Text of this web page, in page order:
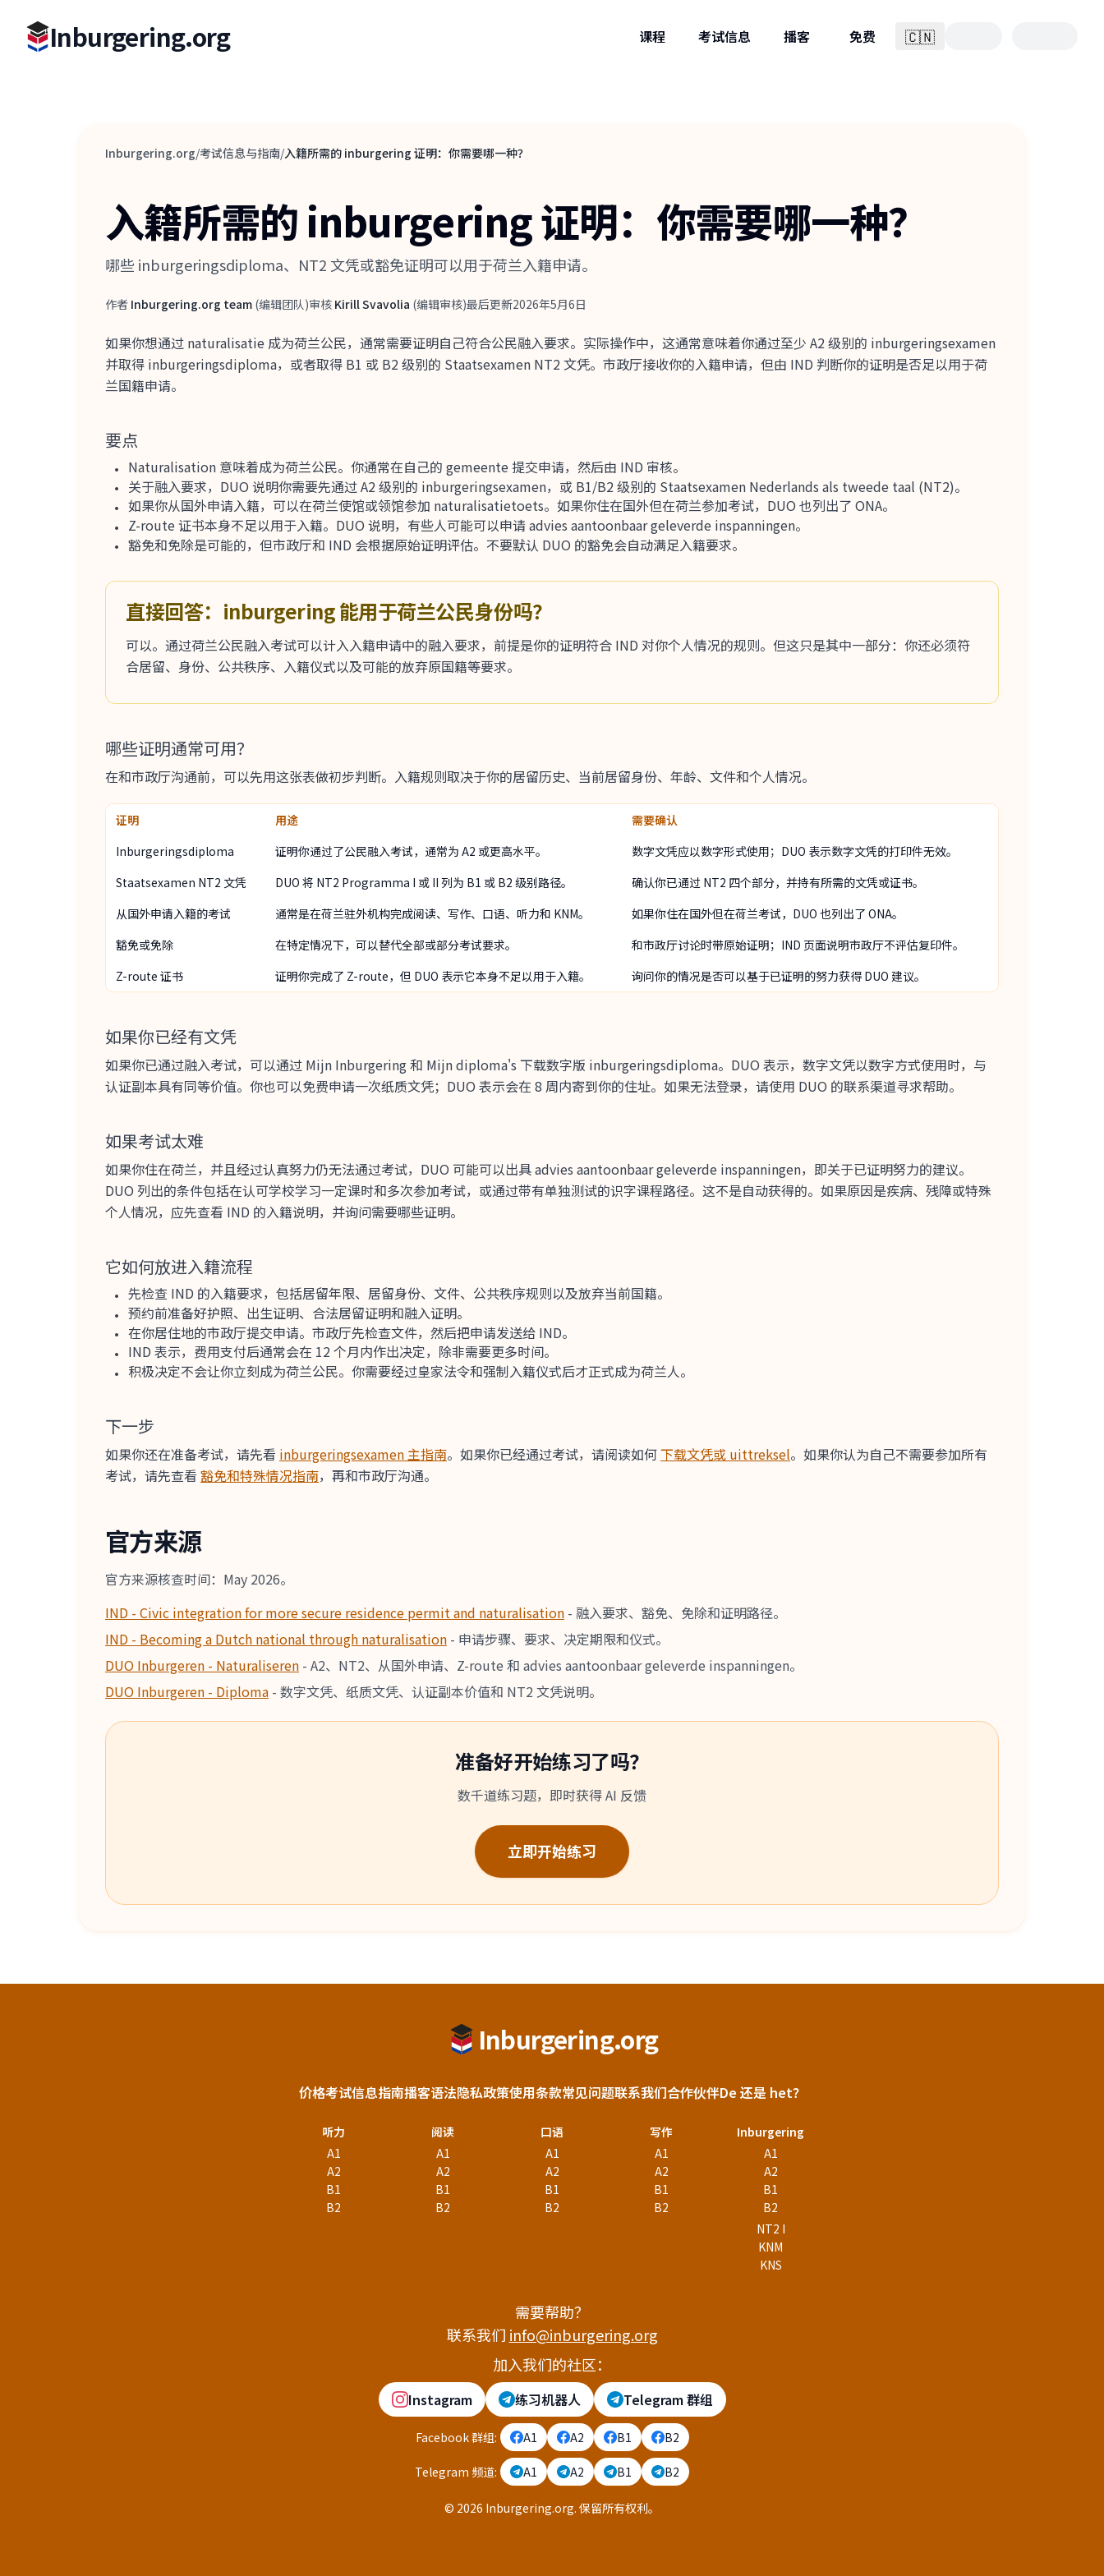
Inburgering.org 课程 考试信息 播客 免费 🇨🇳简体中文
Inburgering.org/考试信息与指南/入籍所需的 inburgering 证明：你需要哪一种？
入籍所需的 inburgering 证明：你需要哪一种？
哪些 inburgeringsdiploma、NT2 文凭或豁免证明可以用于荷兰入籍申请。
作者
作者 Inburgering.org team (编辑团队)审核人
审核 Kirill Svavolia (编辑审核)最后更新2026年5月6日
如果你想通过 naturalisatie 成为荷兰公民，通常需要证明自己符合公民融入要求。实际操作中，这通常意味着你通过至少 A2 级别的 inburgeringsexamen
并取得 inburgeringsdiploma，或者取得 B1 或 B2 级别的 Staatsexamen NT2 文凭。市政厅接收你的入籍申请，但由 IND 判断你的证明是否足以用于荷
兰国籍申请。
要点
Naturalisation 意味着成为荷兰公民。你通常在自己的 gemeente 提交申请，然后由 IND 审核。
关于融入要求，DUO 说明你需要先通过 A2 级别的 inburgeringsexamen，或 B1/B2 级别的 Staatsexamen Nederlands als tweede taal (NT2)。
如果你从国外申请入籍，可以在荷兰使馆或领馆参加 naturalisatietoets。如果你住在国外但在荷兰参加考试，DUO 也列出了 ONA。
Z-route 证书本身不足以用于入籍。DUO 说明，有些人可能可以申请 advies aantoonbaar geleverde inspanningen。
豁免和免除是可能的，但市政厅和 IND 会根据原始证明评估。不要默认 DUO 的豁免会自动满足入籍要求。
直接回答：inburgering 能用于荷兰公民身份吗？
可以。通过荷兰公民融入考试可以计入入籍申请中的融入要求，前提是你的证明符合 IND 对你个人情况的规则。但这只是其中一部分：你还必须符
合居留、身份、公共秩序、入籍仪式以及可能的放弃原国籍等要求。
哪些证明通常可用？
在和市政厅沟通前，可以先用这张表做初步判断。入籍规则取决于你的居留历史、当前居留身份、年龄、文件和个人情况。
证明 用途
需要确认
Inburgeringsdiploma
证明你通过了公民融入考试，通常为 A2 或更高水平。
数字文凭应以数字形式使用；DUO 表示数字文凭的打印件无效。
Staatsexamen NT2 文凭
DUO 将 NT2 Programma I 或 II 列为 B1 或 B2 级别路径。
确认你已通过 NT2 四个部分，并持有所需的文凭或证书。
从国外申请入籍的考试
通常是在荷兰驻外机构完成阅读、写作、口语、听力和 KNM。
如果你住在国外但在荷兰考试，DUO 也列出了 ONA。
豁免或免除
在特定情况下，可以替代全部或部分考试要求。
和市政厅讨论时带原始证明；IND 页面说明市政厅不评估复印件。
Z-route 证书
证明你完成了 Z-route，但 DUO 表示它本身不足以用于入籍。 询问你的情况是否可以基于已证明的努力获得 DUO 建议。
如果你已经有文凭
如果你已通过融入考试，可以通过 Mijn Inburgering 和 Mijn diploma's 下载数字版 inburgeringsdiploma。DUO 表示，数字文凭以数字方式使用时，与
认证副本具有同等价值。你也可以免费申请一次纸质文凭；DUO 表示会在 8 周内寄到你的住址。如果无法登录，请使用 DUO 的联系渠道寻求帮助。
如果考试太难
如果你住在荷兰，并且经过认真努力仍无法通过考试，DUO 可能可以出具 advies aantoonbaar geleverde inspanningen，即关于已证明努力的建议。
DUO 列出的条件包括在认可学校学习一定课时和多次参加考试，或通过带有单独测试的识字课程路径。这不是自动获得的。如果原因是疾病、残障或特殊
个人情况，应先查看 IND 的入籍说明，并询问需要哪些证明。
它如何放进入籍流程
先检查 IND 的入籍要求，包括居留年限、居留身份、文件、公共秩序规则以及放弃当前国籍。
预约前准备好护照、出生证明、合法居留证明和融入证明。
在你居住地的市政厅提交申请。市政厅先检查文件，然后把申请发送给 IND。
IND 表示，费用支付后通常会在 12 个月内作出决定，除非需要更多时间。
积极决定不会让你立刻成为荷兰公民。你需要经过皇家法令和强制入籍仪式后才正式成为荷兰人。
下一步
如果你还在准备考试，请先看 inburgeringsexamen 主指南。如果你已经通过考试，请阅读如何下载文凭或 uittreksel。如果你认为自己不需要参加所有
考试，请先查看 豁免和特殊情况指南，再和市政厅沟通。
官方来源
官方来源核查时间：May 2026。
IND - Civic integration for more secure residence permit and naturalisation - 融入要求、豁免、免除和证明路径。
IND - Becoming a Dutch national through naturalisation - 申请步骤、要求、决定期限和仪式。
DUO Inburgeren - Naturaliseren - A2、NT2、从国外申请、Z-route 和 advies aantoonbaar geleverde inspanningen。
DUO Inburgeren - Diploma - 数字文凭、纸质文凭、认证副本价值和 NT2 文凭说明。
准备好开始练习了吗？
数千道练习题，即时获得 AI 反馈
立即开始练习
Inburgering.org
价格考试信息指南播客语法隐私政策使用条款常见问题联系我们合作伙伴De 还是 het？
听力
A1
A2
B1
B2
阅读
A1
A2
B1
B2
口语
A1
A2
B1
B2
写作
A1
A2
B1
B2
Inburgering
A1
A2
B1
B2
NT2 I
KNM
KNS
需要帮助？
联系我们 info@inburgering.org
加入我们的社区：
Instagram 练习机器人 Telegram 群组
Facebook 群组: A1 A2 B1 B2
Telegram 频道: A1 A2 B1 B2
© 2026 Inburgering.org. 保留所有权利。